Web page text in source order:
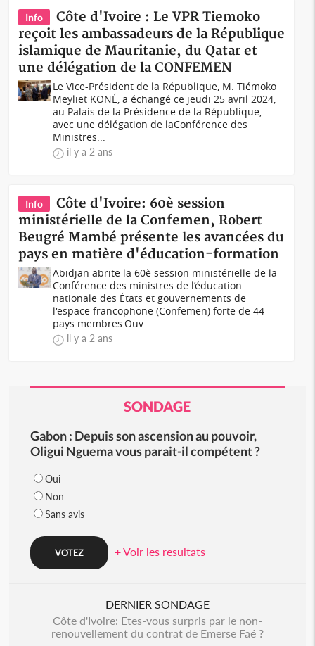
Info
Côte d'Ivoire : Le VPR Tiemoko
reçoit les ambassadeurs de la République
islamique de Mauritanie, du Qatar et
une délégation de la CONFEMEN
Le Vice-Président de la République, M. Tiémoko
Meyliet KONÉ, a échangé ce jeudi 25 avril 2024,
au Palais de la Présidence de la République,
avec une délégation de laConférence des
Ministres...
il y a 2 ans
Info
Côte d'Ivoire: 60è session
ministérielle de la Confemen, Robert
Beugré Mambé présente les avancées du
pays en matière d'éducation-formation
Abidjan abrite la 60è session ministérielle de la
Conférence des ministres de l’éducation
nationale des États et gouvernements de
l'espace francophone (Confemen) forte de 44
pays membres.Ouv...
il y a 2 ans
SONDAGE
Gabon : Depuis son ascension au pouvoir,
Oligui Nguema vous parait-il compétent ?
Oui
Non
Sans avis
+ Voir les resultats
DERNIER SONDAGE
Côte d'Ivoire: Etes-vous surpris par le non-
renouvellement du contrat de Emerse Faé ?